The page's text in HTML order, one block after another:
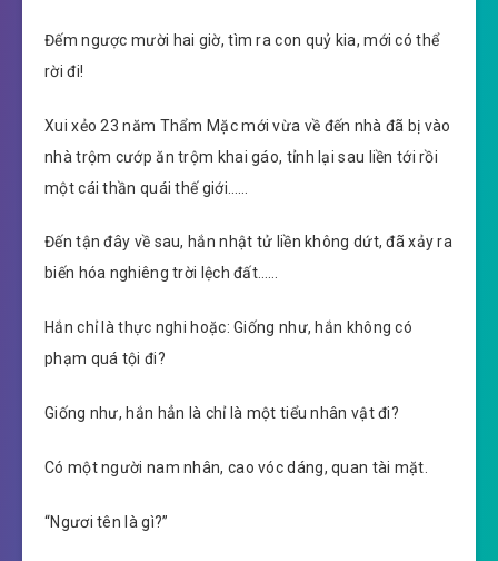
Đếm ngược mười hai giờ, tìm ra con quỷ kia, mới có thể
rời đi!
Xui xẻo 23 năm Thẩm Mặc mới vừa về đến nhà đã bị vào
nhà trộm cướp ăn trộm khai gáo, tỉnh lại sau liền tới rồi
một cái thần quái thế giới……
Đến tận đây về sau, hắn nhật tử liền không dứt, đã xảy ra
biến hóa nghiêng trời lệch đất……
Hắn chỉ là thực nghi hoặc: Giống như, hắn không có
phạm quá tội đi?
Giống như, hắn hẳn là chỉ là một tiểu nhân vật đi?
Có một người nam nhân, cao vóc dáng, quan tài mặt.
“Ngươi tên là gì?”